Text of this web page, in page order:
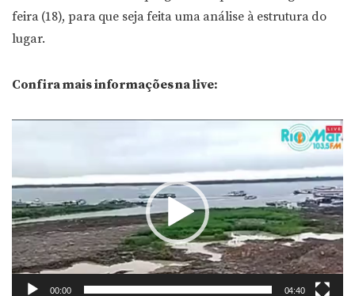
feira (18), para que seja feita uma análise à estrutura do
lugar.
Confira mais informações na live:
vídeo
00:00 04:40